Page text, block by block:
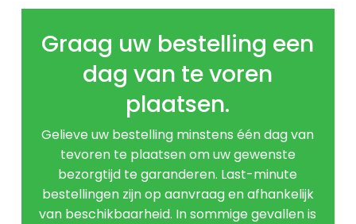
Graag uw bestelling een
dag van te voren
plaatsen.
Gelieve uw bestelling minstens één dag van
tevoren te plaatsen om uw gewenste
bezorgtijd te garanderen. Last-minute
bestellingen zijn op aanvraag en afhankelijk
van beschikbaarheid. In sommige gevallen is